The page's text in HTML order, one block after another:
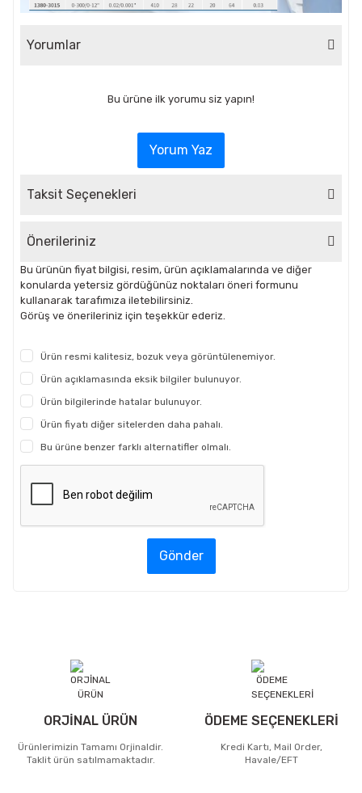
Yorumlar
Bu ürüne ilk yorumu siz yapın!
Yorum Yaz
Taksit Seçenekleri
Önerileriniz
Bu ürünün fiyat bilgisi, resim, ürün açıklamalarında ve diğer
konularda yetersiz gördüğünüz noktaları öneri formunu
kullanarak tarafımıza iletebilirsiniz.
Görüş ve önerileriniz için teşekkür ederiz.
Ürün resmi kalitesiz, bozuk veya görüntülenemiyor.
Ürün açıklamasında eksik bilgiler bulunuyor.
Ürün bilgilerinde hatalar bulunuyor.
Ürün fiyatı diğer sitelerden daha pahalı.
Bu ürüne benzer farklı alternatifler olmalı.
Gönder
ORJİNAL ÜRÜN
Ürünlerimizin Tamamı Orjinaldir.
Taklit ürün satılmamaktadır.
ÖDEME SEÇENEKLERİ
Kredi Kartı, Mail Order,
Havale/EFT